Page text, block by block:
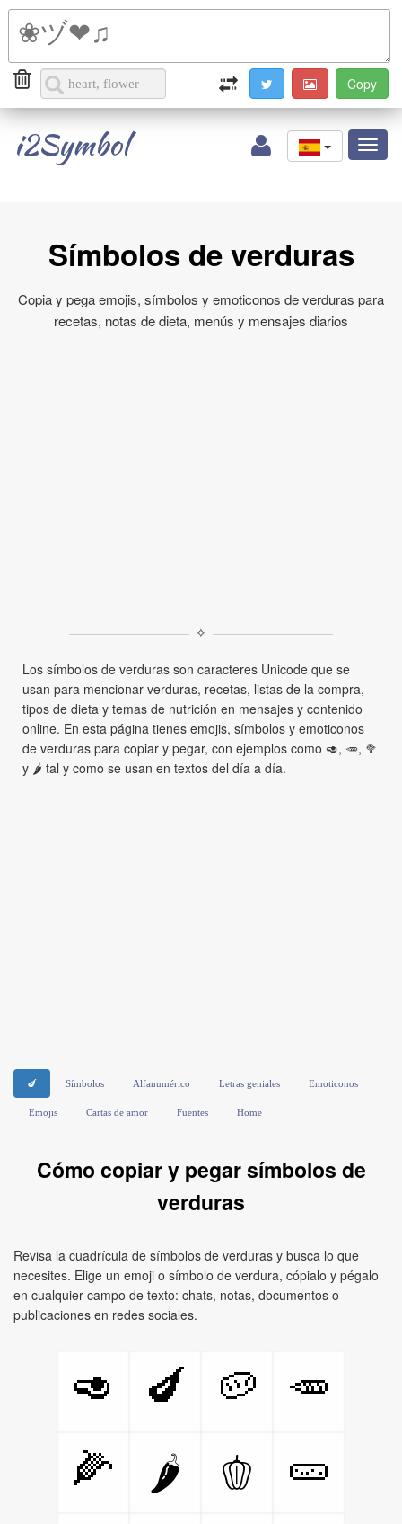
i2Symbol
Símbolos de verduras
Copia y pega emojis, símbolos y emoticonos de verduras para
recetas, notas de dieta, menús y mensajes diarios
✧
Los símbolos de verduras son caracteres Unicode que se
usan para mencionar verduras, recetas, listas de la compra,
tipos de dieta y temas de nutrición en mensajes y contenido
online. En esta página tienes emojis, símbolos y emoticonos
de verduras para copiar y pegar, con ejemplos como 🥑, 🥕, 🥦
y 🌶 tal y como se usan en textos del día a día.
🍆 Símbolos Alfanumérico Letras geniales Emoticonos
Emojis Cartas de amor Fuentes Home
Cómo copiar y pegar símbolos de
verduras
Revisa la cuadrícula de símbolos de verduras y busca lo que
necesites. Elige un emoji o símbolo de verdura, cópialo y pégalo
en cualquier campo de texto: chats, notas, documentos o
publicaciones en redes sociales.
🥑 🍆 🥔
🥕
🌽
🌶️ 🫑
🥒